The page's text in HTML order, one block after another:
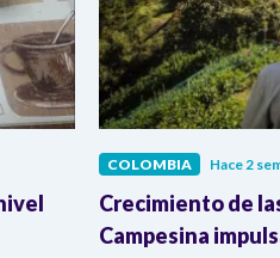
COLOMBIA Hace 2
Crecimiento de
Campesina